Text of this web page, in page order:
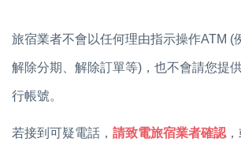
旅宿業者不會以任何理由指示操作ATM (
解除分期、解除訂單等)，也不會請您提
行帳號。
若接到可疑電話， 請致電旅宿業者確認